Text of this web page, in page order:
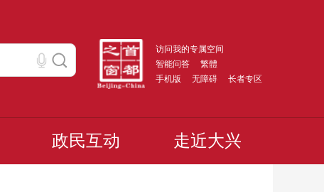
访问我的专属空间
智能问答
繁體
手机版
无障碍 长者专区
政民互动 走近大兴